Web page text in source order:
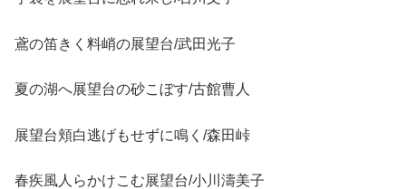
鳶の笛きく料峭の展望台/武田光子
夏の湖へ展望台の砂こぼす/古館曹人
展望台頬白逃げもせずに鳴く/森田峠
春疾風人らかけこむ展望台/小川濤美子